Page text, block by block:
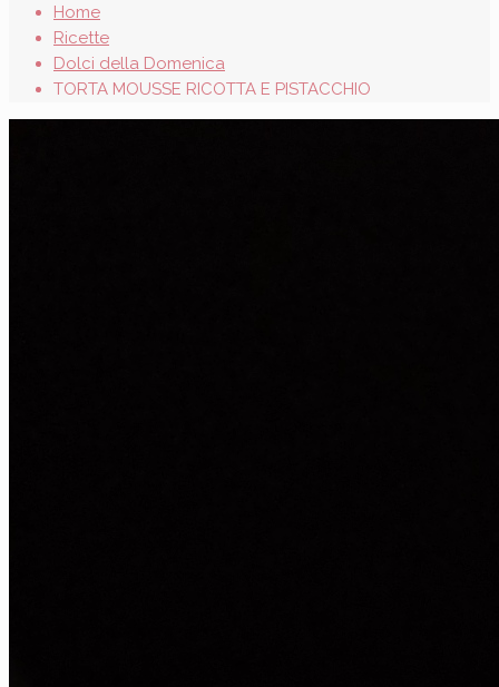
Home
Ricette
Dolci della Domenica
TORTA MOUSSE RICOTTA E PISTACCHIO